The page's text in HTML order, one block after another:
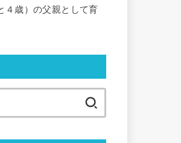
４歳）の父親として育